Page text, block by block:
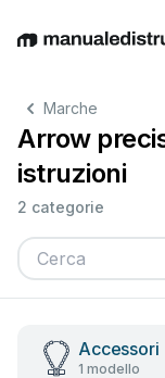
EnglishDeutsch
Marche
Arrow
istruzioni
2 categorie
Accessori
1 modello